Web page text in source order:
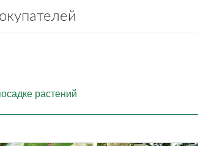
растений